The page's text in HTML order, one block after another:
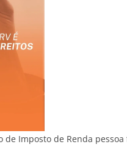
Imposto de Renda